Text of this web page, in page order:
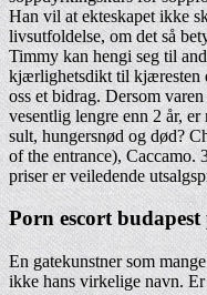
Han vil at ekteskapet ikke
livsutfoldelse, om det så
Timmy kan hengi seg til
kjærlighetsdikt til kjæresten
oss et bidrag. Dersom
vesentlig lengre enn 2 år,
sult, hungersnød og død?
of the entrance),
priser er veiledende
Porn escort
En gatekunstner som
ikke hans virkelige navn.